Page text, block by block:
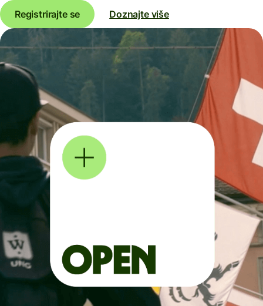
Registrirajte se
Doznajte više